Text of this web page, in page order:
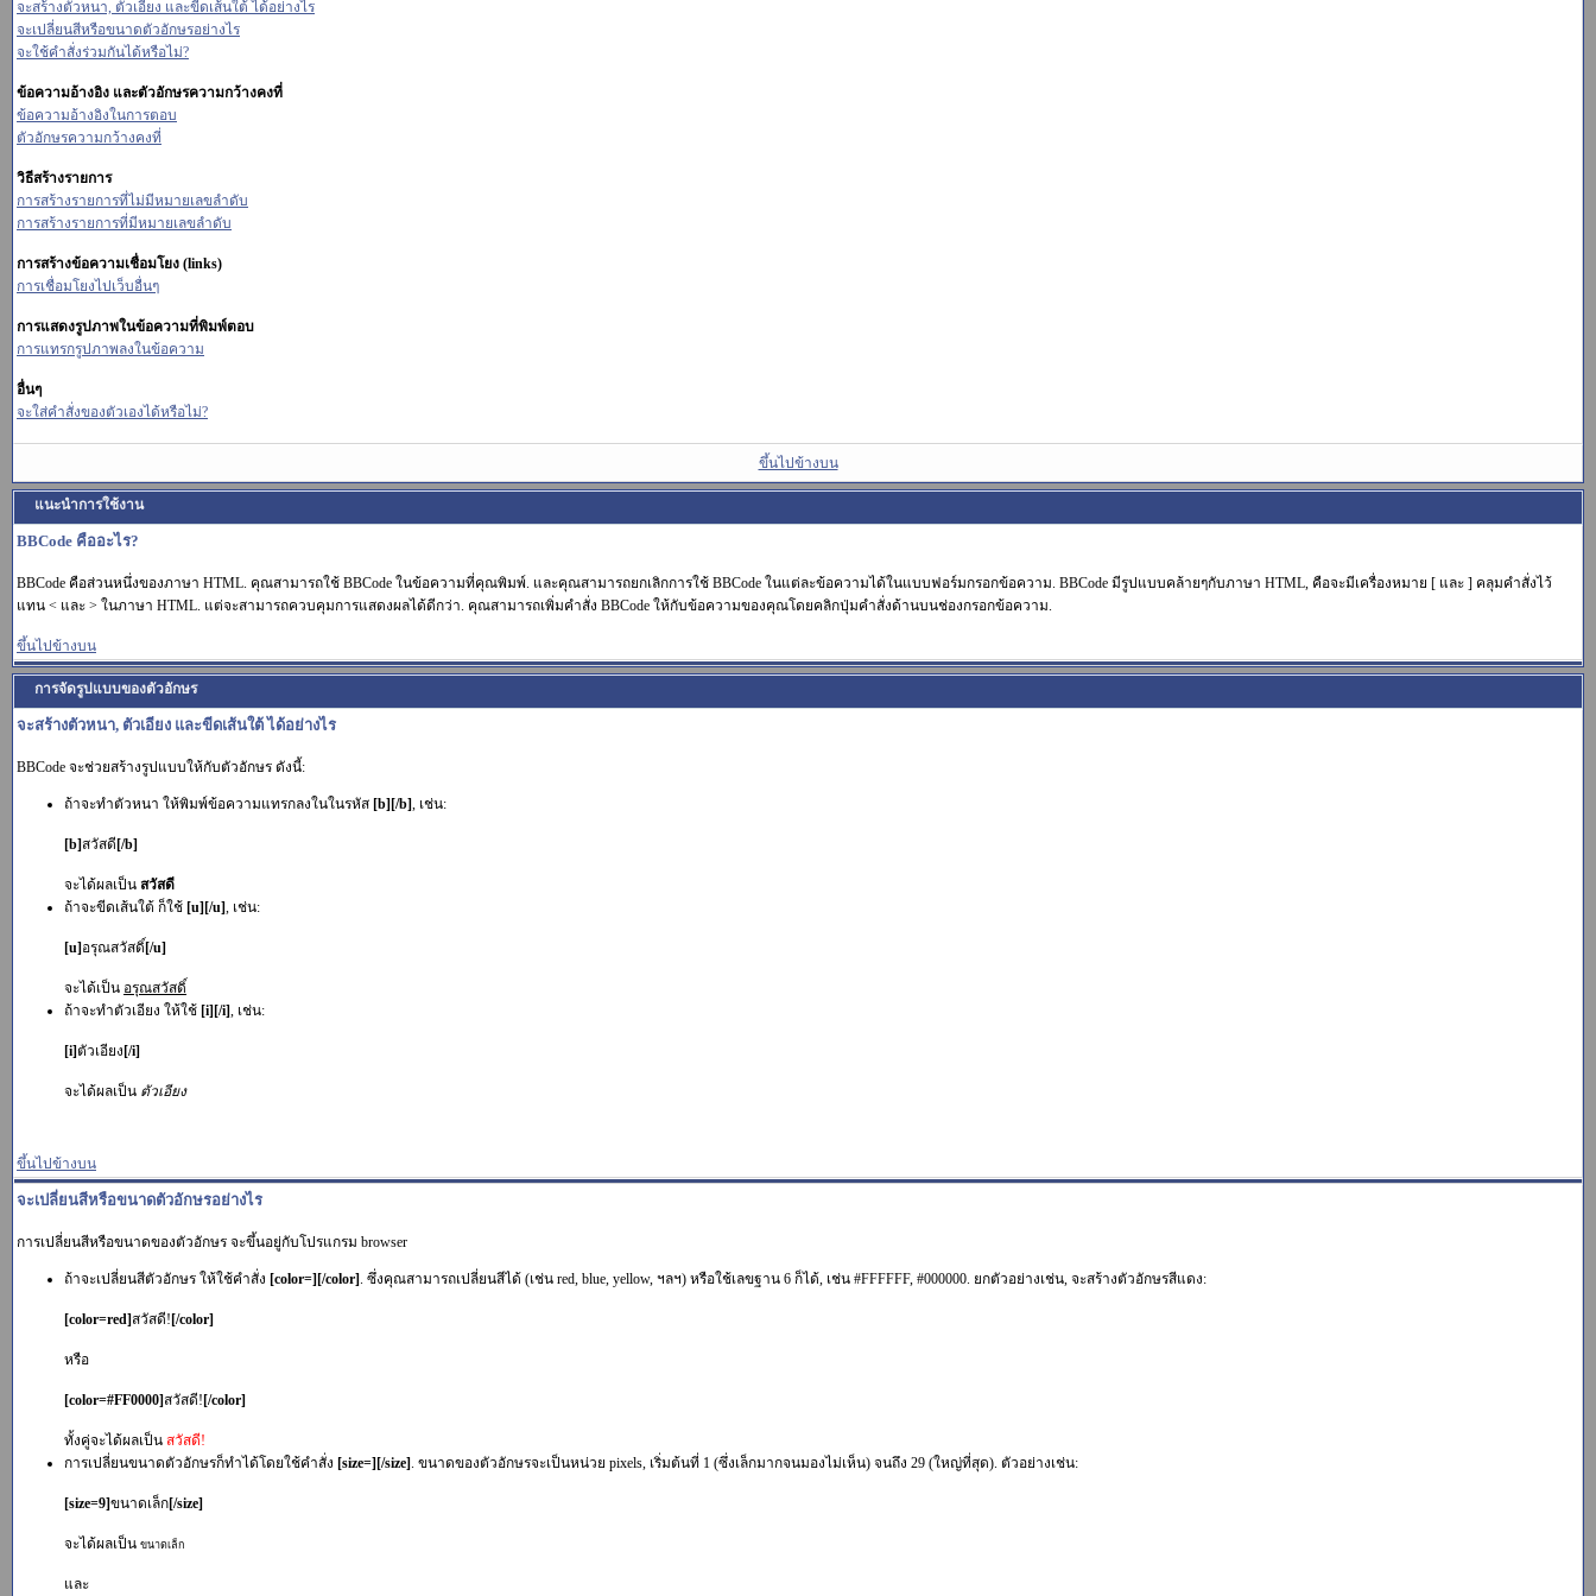
จะสร้างตัวหนา, ตัวเอียง และขีดเส้นใต้ ได้อย่างไร
จะเปลี่ยนสีหรือขนาดตัวอักษรอย่างไร
จะใช้คำสั่งร่วมกันได้หรือไม่?
ข้อความอ้างอิง และตัวอักษรความกว้างคงที่
ข้อความอ้างอิงในการตอบ
ตัวอักษรความกว้างคงที่
วิธีสร้างรายการ
การสร้างรายการที่ไม่มีหมายเลขลำดับ
การสร้างรายการที่มีหมายเลขลำดับ
การสร้างข้อความเชื่อมโยง (links)
การเชื่อมโยงไปเว็บอื่นๆ
การแสดงรูปภาพในข้อความที่พิมพ์ตอบ
การแทรกรูปภาพลงในข้อความ
อื่นๆ
จะใส่คำสั่งของตัวเองได้หรือไม่?
ขึ้นไปข้างบน
แนะนำการใช้งาน
BBCode คืออะไร?
BBCode คือส่วนหนึ่งของภาษา HTML. คุณสามารถใช้ BBCode ในข้อความที่คุณพิมพ์. และคุณสามารถยกเลิกการใช้ BBCode ในแต่ละข้อความได้ในแบบฟอร์มกรอกข้อความ. BBCode มีรูปแบบคล้ายๆกับภาษา HTML, คือจะมีเครื่องหมาย [ และ ] คลุมคำสั่งไว้
แทน < และ > ในภาษา HTML. แต่จะสามารถควบคุมการแสดงผลได้ดีกว่า. คุณสามารถเพิ่มคำสั่ง BBCode ให้กับข้อความของคุณโดยคลิกปุ่มคำสั่งด้านบนช่องกรอกข้อความ.
ขึ้นไปข้างบน
การจัดรูปแบบของตัวอักษร
จะสร้างตัวหนา, ตัวเอียง และขีดเส้นใต้ ได้อย่างไร
BBCode จะช่วยสร้างรูปแบบให้กับตัวอักษร ดังนี้:
ถ้าจะทำตัวหนา ให้พิมพ์ข้อความแทรกลงในในรหัส [b][/b], เช่น:
[b]สวัสดี [/b]
จะได้ผลเป็น สวัสดี
ถ้าจะขีดเส้นใต้ ก็ใช้ [u][/u], เช่น:
[u] อรุณสวัสดิ์ [/u]
จะได้เป็น อรุณสวัสดิ์
ถ้าจะทำตัวเอียง ให้ใช้ [i][/i], เช่น:
[i]ตัวเอียง [/i]
จะได้ผลเป็น ตัวเอียง
ขึ้นไปข้างบน
จะเปลี่ยนสีหรือขนาดตัวอักษรอย่างไร
การเปลี่ยนสีหรือขนาดของตัวอักษร จะขึ้นอยู่กับโปรแกรม browser
ถ้าจะเปลี่ยนสีตัวอักษร ให้ใช้คำสั่ง [color=][/color] . ซึ่งคุณสามารถเปลี่ยนสีได้ (เช่น red, blue, yellow, ฯลฯ) หรือใช้เลขฐาน 6 ก็ได้, เช่น #FFFFFF, #000000. ยกตัวอย่างเช่น, จะสร้างตัวอักษรสีแดง:
[color=red]สวัสดี! [/color]
หรือ
[color=#FF0000]สวัสดี! [/color]
ทั้งคู่จะได้ผลเป็น สวัสดี!
การเปลี่ยนขนาดตัวอักษรก็ทำได้โดยใช้คำสั่ง [size=][/size] . ขนาดของตัวอักษรจะเป็นหน่วย pixels, เริ่มต้นที่ 1 (ซึ่งเล็กมากจนมองไม่เห็น) จนถึง 29 (ใหญ่ที่สุด). ตัวอย่างเช่น:
[size=9]ขนาดเล็ก[/size]
จะได้ผลเป็น ขนาดเล็ก
และ